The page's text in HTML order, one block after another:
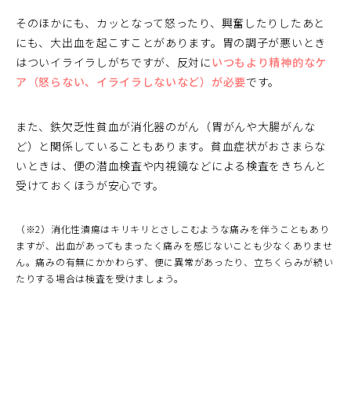
そのほかにも、カッとなって怒ったり、興奮したりしたあと
にも、大出血を起こすことがあります。胃の調子が悪いとき
はついイライラしがちですが、反対にいつもより精神的なケ
ア（怒らない、イライラしないなど）が必要です。
また、鉄欠乏性貧血が消化器のがん（胃がんや大腸がんな
ど）と関係していることもあります。貧血症状がおさまらな
いときは、便の潜血検査や内視鏡などによる検査をきちんと
受けておくほうが安心です。
（※2）消化性潰瘍はキリキリとさしこむような痛みを伴うこともあり
ますが、出血があってもまったく痛みを感じないことも少なくありませ
ん。痛みの有無にかかわらず、便に異常があったり、立ちくらみが続い
たりする場合は検査を受けましょう。